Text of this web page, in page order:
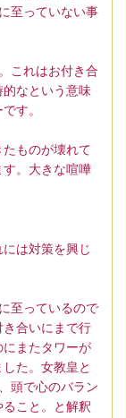
至っていない事
これはお付き合
なという意味
す。
ものが壊れて
す。大きな喧嘩
は対策を興じ
至っているので
合いにまで行
にまたタワーが
た。女教皇と
頭で心のバラン
こと。と解釈